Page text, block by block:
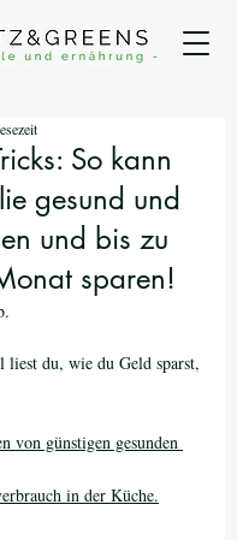
So kann
gesund und
und bis zu
sparen!
du, wie du Geld sparst,
von günstigen gesunden
in der Küche.